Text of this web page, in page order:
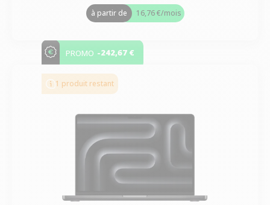
à partir de 16,76 €/mois
PROMO -242,67 €
1 produit restant